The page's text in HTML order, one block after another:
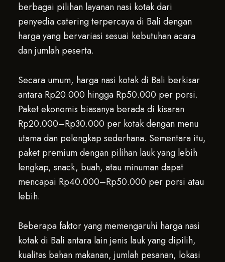
berbagai pilihan layanan nasi kotak dari
penyedia catering terpercaya di Bali dengan
harga yang bervariasi sesuai kebutuhan acara
dan jumlah peserta.
Secara umum, harga nasi kotak di Bali berkisar
antara Rp20.000 hingga Rp50.000 per porsi.
Paket ekonomis biasanya berada di kisaran
Rp20.000–Rp30.000 per kotak dengan menu
utama dan pelengkap sederhana. Sementara itu,
paket premium dengan pilihan lauk yang lebih
lengkap, snack, buah, atau minuman dapat
mencapai Rp40.000–Rp50.000 per porsi atau
lebih.
Beberapa faktor yang memengaruhi harga nasi
kotak di Bali antara lain jenis lauk yang dipilih,
kualitas bahan makanan, jumlah pesanan, lokasi